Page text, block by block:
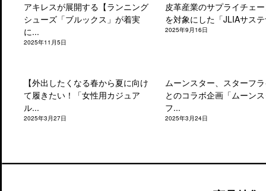
アキレスが展開する【ランニング
シューズ「ブルックス」が着実
に...
2025年11月5日
皮革産業のサプライチェ
を対象にした「JLIAサス
2025年9月16日
【外出したくなる春から夏に向け
て履きたい！「女性用カジュア
ル...
2025年3月27日
ムーンスター、スターフ
とのコラボ企画「ムーン
フ...
2025年3月24日